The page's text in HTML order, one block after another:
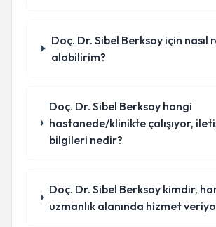
Doç. Dr. Sibel Berksoy için nasıl
alabilirim?
Doç. Dr. Sibel Berksoy hangi
hastanede/klinikte çalışıyor,
bilgileri nedir?
Doç. Dr. Sibel Berksoy kimdir,
uzmanlık alanında hizmet